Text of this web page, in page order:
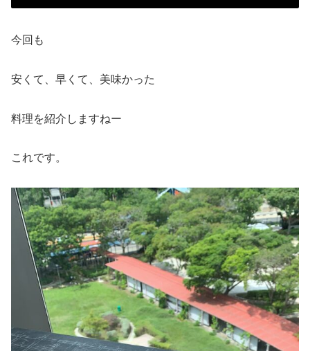
今回も
安くて、早くて、美味かった
料理を紹介しますねー
これです。